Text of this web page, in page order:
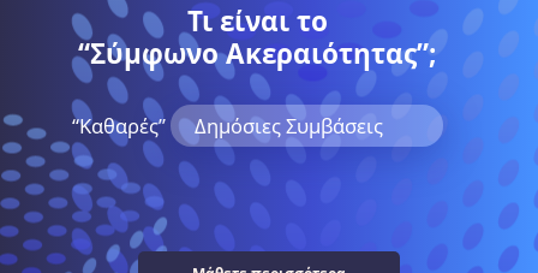
Τι είναι το
“Σύμφωνο Ακεραιότητας”;
“Kαθαρές” Δημόσιες Συμβάσεις